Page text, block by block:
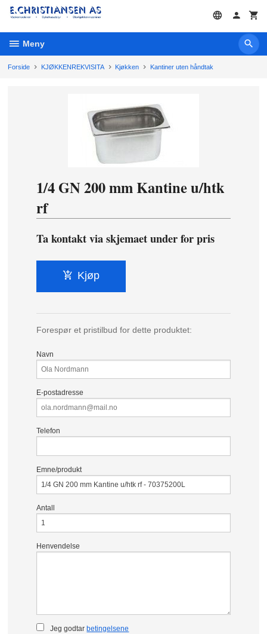
Gå
innholdet
Meny
Forside KJØKKENREKVISITA Kjøkken Kantiner uten håndtak
1/4 GN 200 mm Kantine u/htk
rf
Ta kontakt via skjemaet under for pris
Kjøp
Forespør et pristilbud for dette produktet:
Navn
E-postadresse
Telefon
Emne/produkt
Antall
Henvendelse
Jeg godtar betingelsene